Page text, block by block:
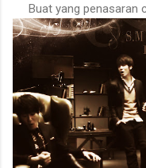
Buat yang penasaran